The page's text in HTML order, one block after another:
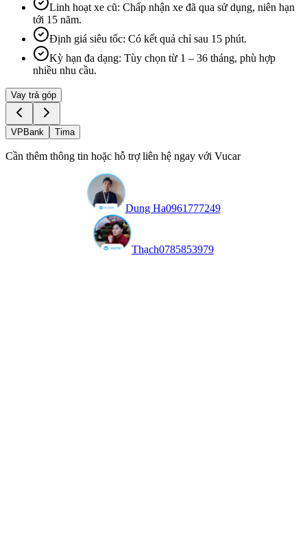
Linh hoạt xe cũ: Chấp nhận xe đã qua sử dụng, niên hạn
tới 15 năm.
Định giá siêu tốc: Có kết quả chỉ sau 15 phút.
Kỳ hạn đa dạng: Tùy chọn từ 1 – 36 tháng, phù hợp
nhiều nhu cầu.
Vay trả góp
VPBank Tima
Cần thêm thông tin hoặc hỗ trợ liên hệ ngay với Vucar
Dung Ha0961777249
Thạch0785853979